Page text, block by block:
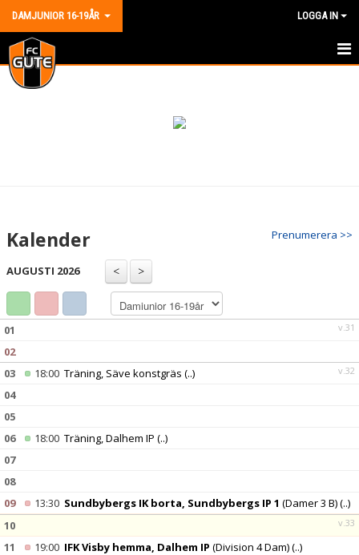
DAMJUNIOR 16-19ÅR LOGGA IN
HEM
KONTAKT
Prenumerera >>
Kalender
AUGUSTI 2026
v.31
01
02
v.32
03 18:00 Träning, Säve konstgräs (..)
04
05
06
18:00 Träning, Dalhem IP (..)
07
08
09
13:30 Sundbybergs IK borta, Sundbybergs IP 1 (Damer 3 B)(..)
v.33
10
11
19:00 IFK Visby hemma, Dalhem IP (Division 4 Dam)(..)